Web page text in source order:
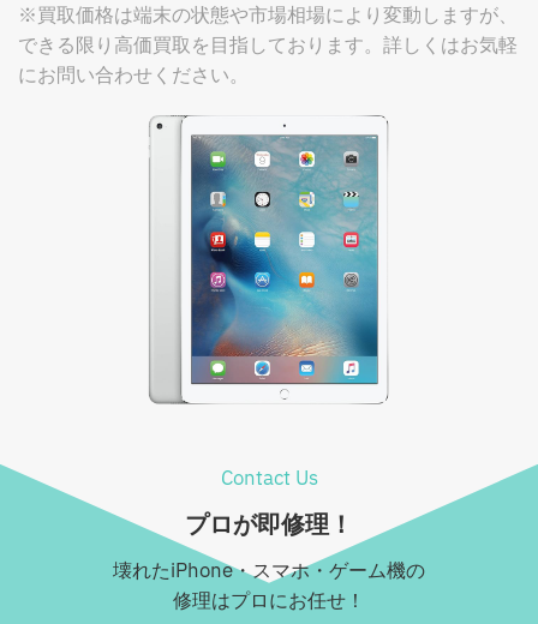
※買取価格は端末の状態や市場相場により変動しますが、
できる限り高価買取を目指しております。詳しくはお気軽
にお問い合わせください。
Contact Us
プロが即修理！
壊れたiPhone・スマホ・ゲーム機の
修理はプロにお任せ！